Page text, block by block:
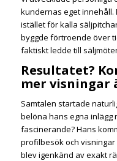
kundernas eget
istället för kalla
byggde förtroende över
faktiskt ledde till
Resultatet?
mer visningar
Samtalen startade
belöna hans egna inlägg
fascinerande? Hans
profilbesök och visningar
blev igenkänd av exakt